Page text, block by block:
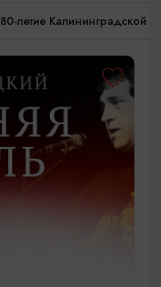
80-летие Калининградской